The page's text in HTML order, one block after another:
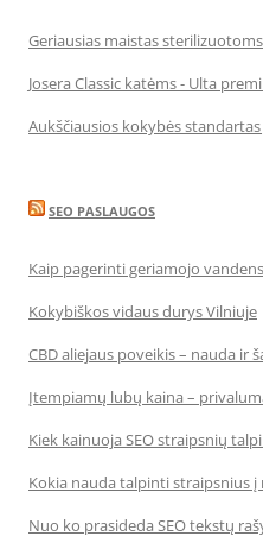
Geriausias maistas sterilizuotoms
Josera Classic katėms - Ulta
Aukščiausios kokybės standartas
SEO PASLAUGOS
Kaip pagerinti geriamojo
Kokybiškos vidaus durys Vilniuje
CBD aliejaus poveikis – nauda ir
Įtempiamų lubų kaina –
Kiek kainuoja SEO straipsnių
Kokia nauda talpinti straipsnius į
Nuo ko prasideda SEO tekstų